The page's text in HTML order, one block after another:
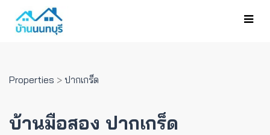
Properties > ปากเกร็ด
บ้านมือสอง ปากเกร็ด